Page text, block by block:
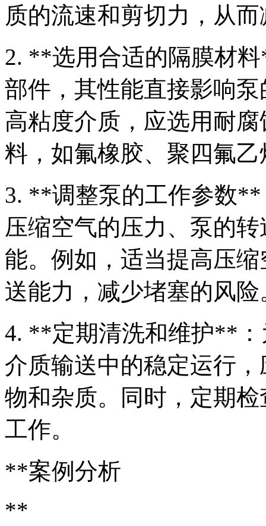
质的流速和剪切力，从
2. **选用合适的隔膜材
部件，其性能直接影响
高粘度介质，应选用耐
料，如氟橡胶、聚四氟乙
3. **调整泵的工作参数
压缩空气的压力、泵的
能。例如，适当提高压
送能力，减少堵塞的风险
4. **定期清洗和维护**
介质输送中的稳定运行
物和杂质。同时，定期
工作。
**案例分析
**